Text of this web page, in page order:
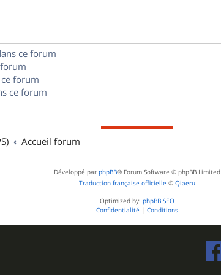
ce forum
forum
ce forum
Accueil forum
Développé par phpBB® Forum Software © phpBB Limited
Traduction française officielle © Qiaeru
Optimized by: phpBB SEO
Confidentialité | Conditions